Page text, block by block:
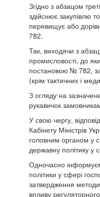
Згідно з абзацом
здійснює закупівлю
перевищує або
782.
Так, виходячи з
промисловості, до
постановою № 782,
(крім тактичних і
З огляду на
рукавичок
У свою чергу,
Кабінету Міністрів
головним органом у
державну політику у
Одночасно
політики у сфері
затвердження
впливу